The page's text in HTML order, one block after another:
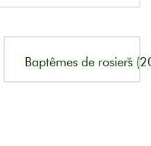
Baptêmes de rosiers